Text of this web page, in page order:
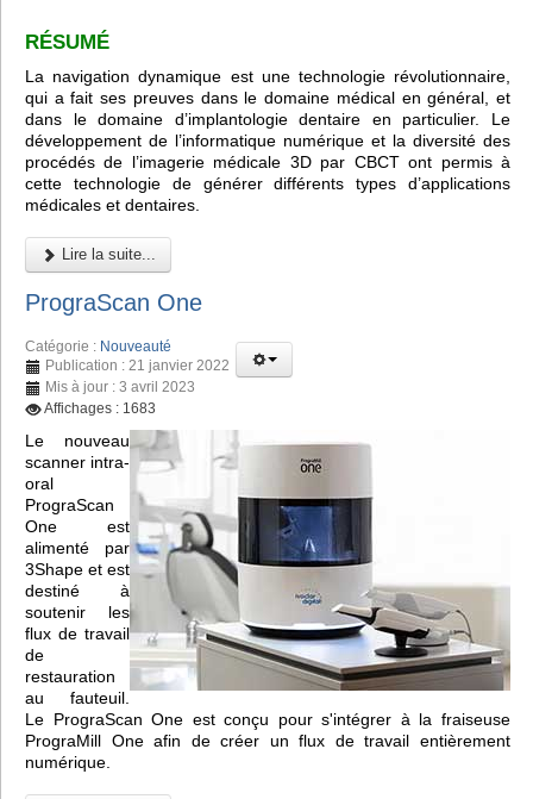
RÉSUMÉ
La navigation dynamique est une technologie révolutionnaire,
qui a fait ses preuves dans le domaine médical en général, et
dans le domaine d’implantologie dentaire en particulier. Le
développement de l’informatique numérique et la diversité des
procédés de l’imagerie médicale 3D par CBCT ont permis à
cette technologie de générer différents types d’applications
médicales et dentaires.
Lire la suite...
PrograScan One
Catégorie : Nouveauté
Publication : 21 janvier 2022
Mis à jour : 3 avril 2023
Affichages : 1683
Le nouveau
scanner intra-
oral
PrograScan
One est
alimenté par
3Shape et est
destiné à
soutenir les
flux de travail
de
restauration
au fauteuil.
Le PrograScan One est conçu pour s'intégrer à la fraiseuse
PrograMill One afin de créer un flux de travail entièrement
numérique.